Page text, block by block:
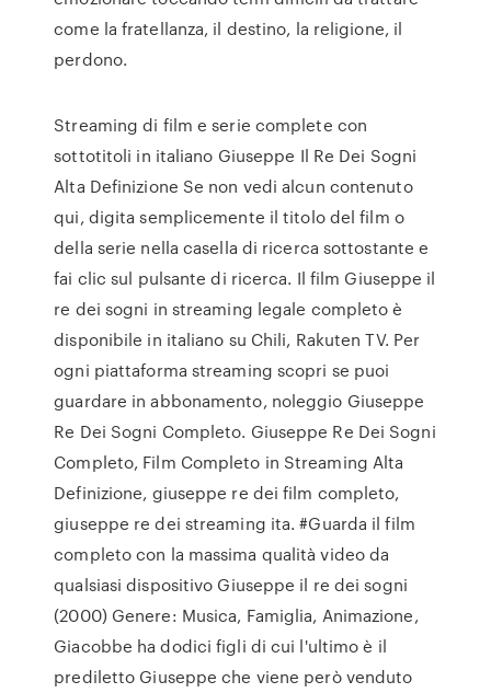
come la fratellanza, il destino, la religione, il
perdono.
Streaming di film e serie complete con
sottotitoli in italiano Giuseppe Il Re Dei Sogni
Alta Definizione Se non vedi alcun contenuto
qui, digita semplicemente il titolo del film o
della serie nella casella di ricerca sottostante e
fai clic sul pulsante di ricerca. Il film Giuseppe il
re dei sogni in streaming legale completo è
disponibile in italiano su Chili, Rakuten TV. Per
ogni piattaforma streaming scopri se puoi
guardare in abbonamento, noleggio Giuseppe
Re Dei Sogni Completo. Giuseppe Re Dei Sogni
Completo, Film Completo in Streaming Alta
Definizione, giuseppe re dei film completo,
giuseppe re dei streaming ita. #Guarda il film
completo con la massima qualità video da
qualsiasi dispositivo Giuseppe il re dei sogni
(2000) Genere: Musica, Famiglia, Animazione,
Giacobbe ha dodici figli di cui l'ultimo è il
prediletto Giuseppe che viene però venduto